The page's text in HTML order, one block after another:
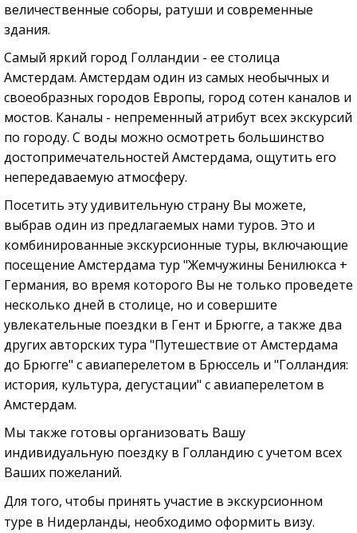
величественные соборы, ратуши и современные
здания.
Самый яркий город Голландии - ее столица
Амстердам. Амстердам один из самых необычных и
своеобразных городов Европы, город сотен каналов и
мостов. Каналы - непременный атрибут всех экскурсий
по городу. С воды можно осмотреть большинство
достопримечательностей Амстердама, ощутить его
непередаваемую атмосферу.
Посетить эту удивительную страну Вы можете,
выбрав один из предлагаемых нами туров. Это и
комбинированные экскурсионные туры, включающие
посещение Амстердама тур "Жемчужины Бенилюкса +
Германия, во время которого Вы не только проведете
несколько дней в столице, но и совершите
увлекательные поездки в Гент и Брюгге, а также два
других авторских тура "Путешествие от Амстердама
до Брюгге" с авиаперелетом в Брюссель и "Голландия:
история, культура, дегустации" с авиаперелетом в
Амстердам.
Мы также готовы организовать Вашу
индивидуальную поездку в Голландию с учетом всех
Ваших пожеланий.
Для того, чтобы принять участие в экскурсионном
туре в Нидерланды, необходимо оформить визу.